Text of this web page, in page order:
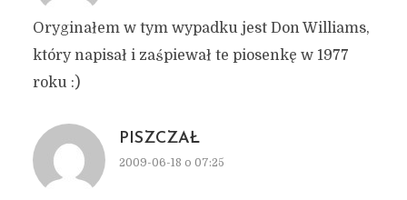
Oryginałem w tym wypadku jest Don Williams,
który napisał i zaśpiewał te piosenkę w 1977
roku :)
PISZCZAŁ
2009-06-18 o 07:25